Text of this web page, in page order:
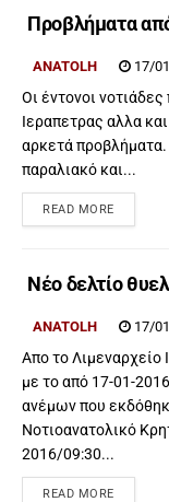
Προβλήματα
ANATOLH 17/
Οι έντονοι
Ιεραπετρας αλλα
αρκετά προβλήματα.
παραλιακό και...
READ MORE
Νέο δελτίο
ANATOLH 17/
Απο το Λιμεναρχείο
με το από 17-01-
ανέμων που
Νοτιοανατολικό
2016/09:30...
READ MORE